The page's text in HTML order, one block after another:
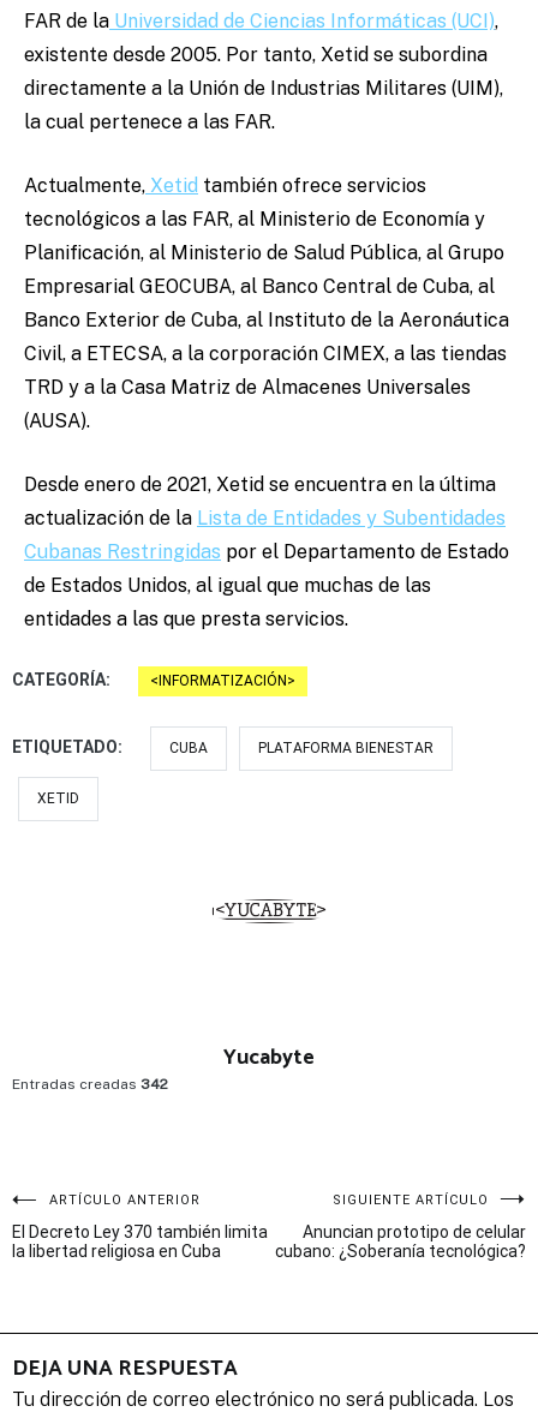
FAR de la Universidad de Ciencias Informáticas (UCI),
existente desde 2005. Por tanto, Xetid se subordina
directamente a la Unión de Industrias Militares (UIM),
la cual pertenece a las FAR.
Actualmente, Xetid también ofrece servicios
tecnológicos a las FAR, al Ministerio de Economía y
Planificación, al Ministerio de Salud Pública, al Grupo
Empresarial GEOCUBA, al Banco Central de Cuba, al
Banco Exterior de Cuba, al Instituto de la Aeronáutica
Civil, a ETECSA, a la corporación CIMEX, a las tiendas
TRD y a la Casa Matriz de Almacenes Universales
(AUSA).
Desde enero de 2021, Xetid se encuentra en la última
actualización de la Lista de Entidades y Subentidades
Cubanas Restringidas por el Departamento de Estado
de Estados Unidos, al igual que muchas de las
entidades a las que presta servicios.
CATEGORÍA: INFORMATIZACIÓN
ETIQUETADO: CUBA PLATAFORMA BIENESTAR
XETID
Yucabyte
Entradas creadas 342
Navegación
de
ARTÍCULO ANTERIOR
El Decreto Ley 370 también limita
la libertad religiosa en Cuba
SIGUIENTE ARTÍCULO
Anuncian prototipo de celular
cubano: ¿Soberanía tecnológica?
DEJA UNA RESPUESTA
Tu dirección de correo electrónico no será publicada. Los